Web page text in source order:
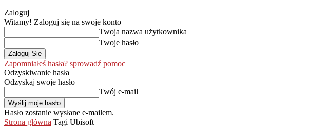
Zaloguj
Witamy! Zaloguj się na swoje konto
Twoja nazwa użytkownika
Twoje hasło
Zapomniałeś hasła? sprowadź pomoc
Odzyskiwanie hasła
Odzyskaj swoje hasło
Twój e-mail
Hasło zostanie wysłane e-mailem.
Strona główna Tagi Ubisoft